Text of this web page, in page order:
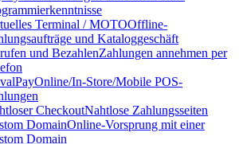
Terminal / MOTOOffline-
und Kataloggeschäft
und BezahlenZahlungen annehmen per
Online/In-Store/Mobile POS-
CheckoutNahtlose Zahlungsseiten
DomainOnline-Vorsprung mit einer
Domain